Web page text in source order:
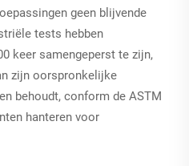
geen blijvende
tests hebben
keer samengeperst te zijn,
zijn oorspronkelijke
behoudt, conform de ASTM
hanteren voor